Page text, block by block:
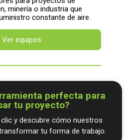
minería o industria que
constante de aire.
Ver equipos
perfecta para
tu proyecto?
y descubre cómo nuestros
tu forma de trabajo.